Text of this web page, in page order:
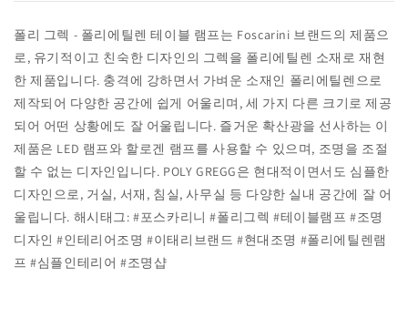
폴리 그렉 - 폴리에틸렌 테이블 램프는 Foscarini 브랜드의 제품으
로, 유기적이고 친숙한 디자인의 그렉을 폴리에틸렌 소재로 재현
한 제품입니다. 충격에 강하면서 가벼운 소재인 폴리에틸렌으로
제작되어 다양한 공간에 쉽게 어울리며, 세 가지 다른 크기로 제공
되어 어떤 상황에도 잘 어울립니다. 즐거운 확산광을 선사하는 이
제품은 LED 램프와 할로겐 램프를 사용할 수 있으며, 조명을 조절
할 수 없는 디자인입니다. POLY GREGG은 현대적이면서도 심플한
디자인으로, 거실, 서재, 침실, 사무실 등 다양한 실내 공간에 잘 어
울립니다. 해시태그: #포스카리니 #폴리그렉 #테이블램프 #조명
디자인 #인테리어조명 #이태리브랜드 #현대조명 #폴리에틸렌램
프 #심플인테리어 #조명샵